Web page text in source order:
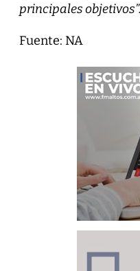
principales objetivos”.
Fuente: NA